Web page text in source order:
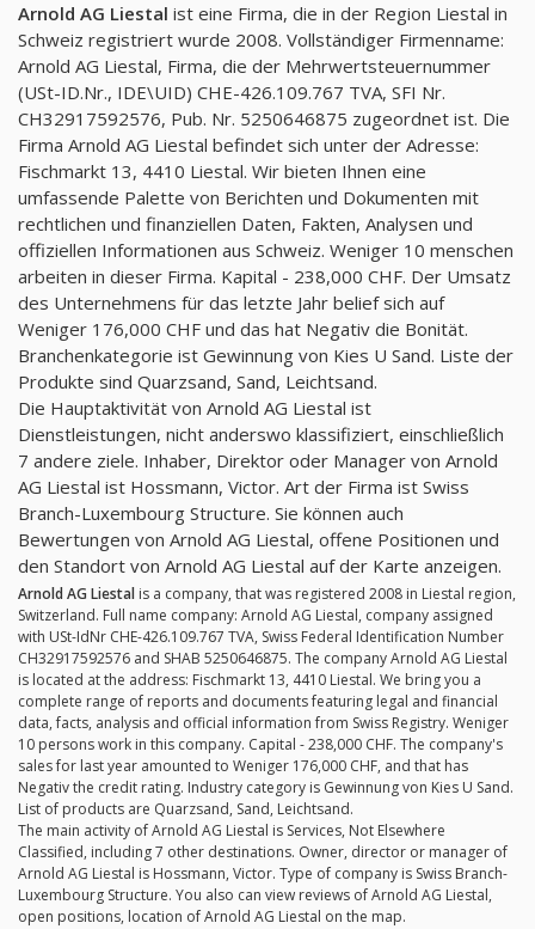
Arnold AG Liestal ist eine Firma, die in der Region Liestal in
Schweiz registriert wurde 2008. Vollständiger Firmenname:
Arnold AG Liestal, Firma, die der Mehrwertsteuernummer
(USt-ID.Nr., IDE\UID) CHE-426.109.767 TVA, SFI Nr.
CH32917592576, Pub. Nr. 5250646875 zugeordnet ist. Die
Firma Arnold AG Liestal befindet sich unter der Adresse:
Fischmarkt 13, 4410 Liestal. Wir bieten Ihnen eine
umfassende Palette von Berichten und Dokumenten mit
rechtlichen und finanziellen Daten, Fakten, Analysen und
offiziellen Informationen aus Schweiz. Weniger 10 menschen
arbeiten in dieser Firma. Kapital - 238,000 CHF. Der Umsatz
des Unternehmens für das letzte Jahr belief sich auf
Weniger 176,000 CHF und das hat Negativ die Bonität.
Branchenkategorie ist Gewinnung von Kies U Sand. Liste der
Produkte sind Quarzsand, Sand, Leichtsand.
Die Hauptaktivität von Arnold AG Liestal ist
Dienstleistungen, nicht anderswo klassifiziert, einschließlich
7 andere ziele. Inhaber, Direktor oder Manager von Arnold
AG Liestal ist Hossmann, Victor. Art der Firma ist Swiss
Branch-Luxembourg Structure. Sie können auch
Bewertungen von Arnold AG Liestal, offene Positionen und
den Standort von Arnold AG Liestal auf der Karte anzeigen.
Arnold AG Liestal is a company, that was registered 2008 in Liestal region,
Switzerland. Full name company: Arnold AG Liestal, company assigned
with USt-IdNr CHE-426.109.767 TVA, Swiss Federal Identification Number
CH32917592576 and SHAB 5250646875. The company Arnold AG Liestal
is located at the address: Fischmarkt 13, 4410 Liestal. We bring you a
complete range of reports and documents featuring legal and financial
data, facts, analysis and official information from Swiss Registry. Weniger
10 persons work in this company. Capital - 238,000 CHF. The company's
sales for last year amounted to Weniger 176,000 CHF, and that has
Negativ the credit rating. Industry category is Gewinnung von Kies U Sand.
List of products are Quarzsand, Sand, Leichtsand.
The main activity of Arnold AG Liestal is Services, Not Elsewhere
Classified, including 7 other destinations. Owner, director or manager of
Arnold AG Liestal is Hossmann, Victor. Type of company is Swiss Branch-
Luxembourg Structure. You also can view reviews of Arnold AG Liestal,
open positions, location of Arnold AG Liestal on the map.